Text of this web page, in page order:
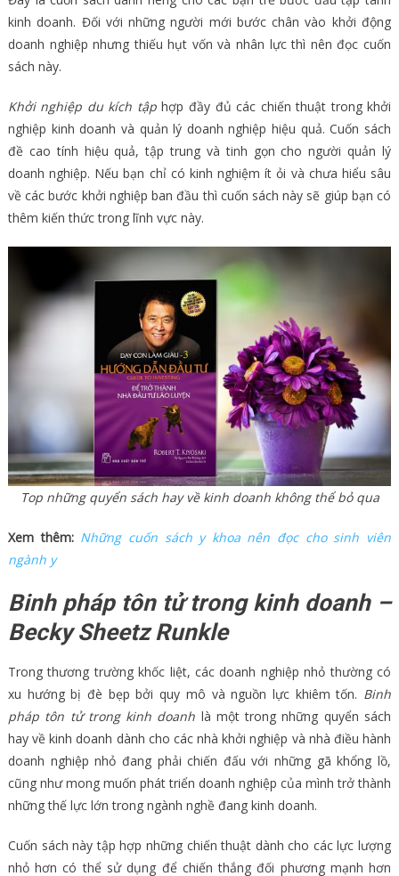
kinh doanh. Đối với những người mới bước chân vào khởi động
doanh nghiệp nhưng thiếu hụt vốn và nhân lực thì nên đọc cuốn
sách này.
Khởi nghiệp du kích tậphợp đầy đủ các chiến thuật trong khởi
nghiệp kinh doanh và quản lý doanh nghiệp hiệu quả. Cuốn sách
đề cao tính hiệu quả, tập trung và tinh gọn cho người quản lý
doanh nghiệp. Nếu bạn chỉ có kinh nghiệm ít ỏi và chưa hiểu sâu
về các bước khởi nghiệp ban đầu thì cuốn sách này sẽ giúp bạn có
thêm kiến thức trong lĩnh vực này.
Top những quyển sách hay về kinh doanh không thể bỏ qua
Xem thêm: Những cuốn sách y khoa nên đọc cho sinh viên
ngành y
Binh pháp tôn tử trong kinh doanh –
Becky Sheetz Runkle
Trong thương trường khốc liệt, các doanh nghiệp nhỏ thường có
xu hướng bị đè bẹp bởi quy mô và nguồn lực khiêm tốn. Binh
pháp tôn tử trong kinh doanh là một trong những quyển sách
hay về kinh doanh dành cho các nhà khởi nghiệp và nhà điều hành
doanh nghiệp nhỏ đang phải chiến đấu với những gã khổng lồ,
cũng như mong muốn phát triển doanh nghiệp của mình trở thành
những thế lực lớn trong ngành nghề đang kinh doanh.
Cuốn sách này tập hợp những chiến thuật dành cho các lực lượng
nhỏ hơn có thể sử dụng để chiến thắng đối phương mạnh hơn